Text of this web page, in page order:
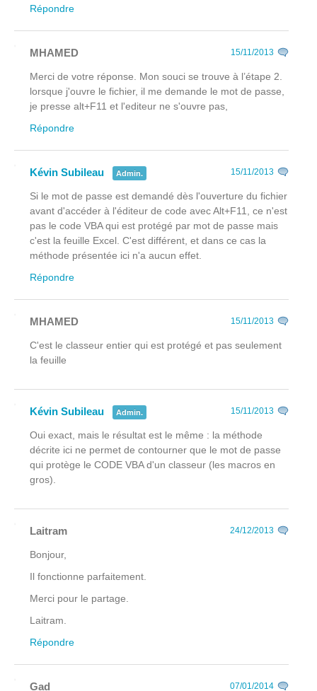
Répondre
MHAMED 15/11/2013
Merci de votre réponse. Mon souci se trouve à l’étape 2.
lorsque j'ouvre le fichier, il me demande le mot de passe,
je presse alt+F11 et l'editeur ne s'ouvre pas,
Répondre
Kévin Subileau Admin. 15/11/2013
Si le mot de passe est demandé dès l'ouverture du fichier
avant d'accéder à l'éditeur de code avec Alt+F11, ce n'est
pas le code VBA qui est protégé par mot de passe mais
c'est la feuille Excel. C'est différent, et dans ce cas la
méthode présentée ici n'a aucun effet.
Répondre
MHAMED 15/11/2013
C'est le classeur entier qui est protégé et pas seulement
la feuille
Kévin Subileau Admin. 15/11/2013
Oui exact, mais le résultat est le même : la méthode
décrite ici ne permet de contourner que le mot de passe
qui protège le CODE VBA d'un classeur (les macros en
gros).
Laitram 24/12/2013
Bonjour,
Il fonctionne parfaitement.
Merci pour le partage.
Laitram.
Répondre
Gad 07/01/2014